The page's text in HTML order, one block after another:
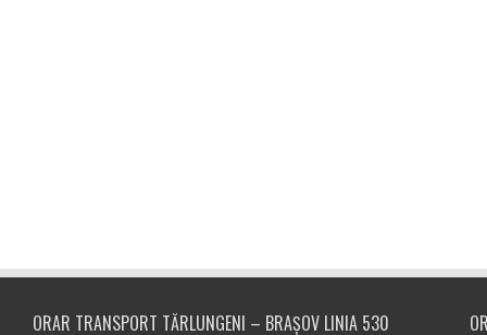
ORAR TRANSPORT TĂRLUNGENI – BRAȘOV LINIA 530